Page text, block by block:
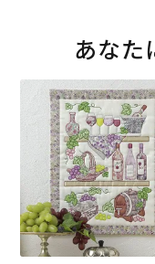
あなた